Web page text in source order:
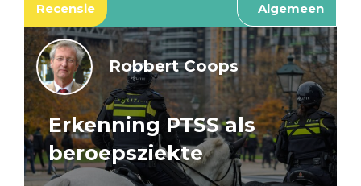
Recensie Algemeen
Robbert Coops
Erkenning PTSS als
beroepsziekte